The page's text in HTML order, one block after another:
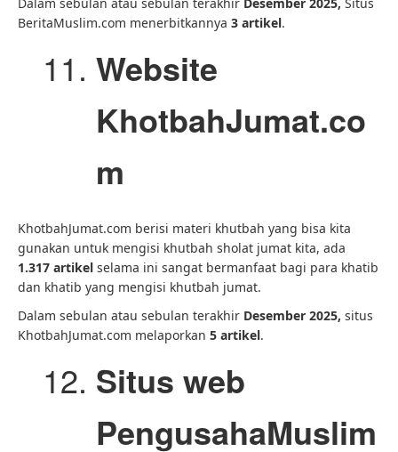
BeritaMuslim.com menerbitkannya 3 artikel.
Website
KhotbahJumat.co
m
KhotbahJumat.com berisi materi khutbah yang bisa kita
gunakan untuk mengisi khutbah sholat jumat kita, ada
1.317 artikel selama ini sangat bermanfaat bagi para khatib
dan khatib yang mengisi khutbah jumat.
Dalam sebulan atau sebulan terakhir Desember 2025, situs
KhotbahJumat.com melaporkan 5 artikel.
Situs web
PengusahaMuslim